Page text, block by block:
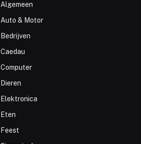
Algemeen
Auto & Motor
Bedrijven
Caedau
Computer
Dieren
Elektronica
Eten
Feest